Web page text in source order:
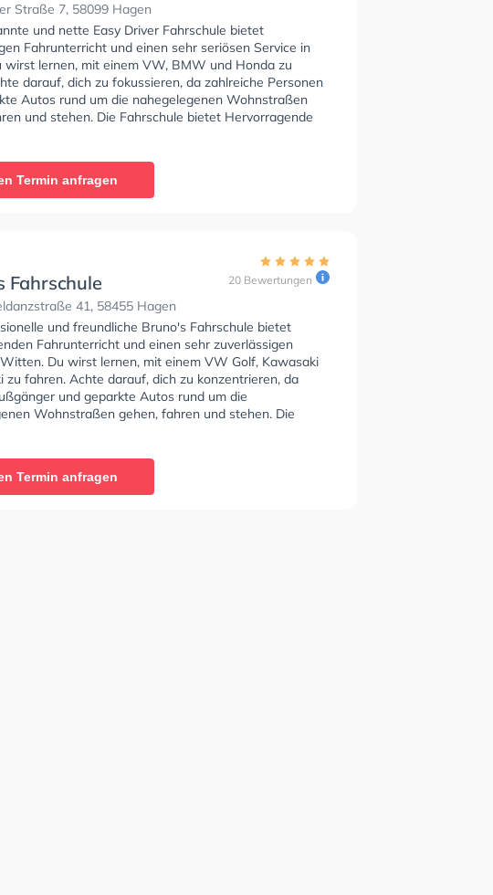
Straße 7, 58099 Hagen
und nette Easy Driver Fahrschule bietet
Fahrunterricht und einen sehr seriösen Service in
wirst lernen, mit einem VW, BMW und Honda zu
darauf, dich zu fokussieren, da zahlreiche Personen
Autos rund um die nahegelegenen Wohnstraßen
und stehen. Die Fahrschule bietet Hervorragende
um deine Klasse A1, Klasse B, Klasse A, Klasse BE,
Klasse L, Mofa - Prüfbescheinigung, Klasse C1+C1E,
und Klasse B197 zu erhalten. Wir empfehlen dir auch
Termin anfragen
Fahrschule
41, 58455 Hagen
20 Bewertungen
und freundliche Bruno's Fahrschule bietet
Fahrunterricht und einen sehr zuverlässigen
Du wirst lernen, mit einem VW Golf, Kawasaki
zu fahren. Achte darauf, dich zu konzentrieren, da
und geparkte Autos rund um die
Wohnstraßen gehen, fahren und stehen. Die
bietet Herausragende Bedingungen um deine Klasse
Klasse B Automatik, Klasse AM, Klasse BF17,
Klasse T, B196, B197, Klasse ASF und Klasse B197 zu
Termin anfragen